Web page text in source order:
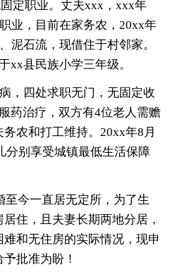
定职业。丈夫xxx，xxx年
业，目前在家务农，20xx年
泥石流，现借住于村邻家。
xx县民族小学三年级。
，四处求职无门，无固定收
药治疗，双方有4位老人需赡
农和打工维持。20xx年8月
分别享受城镇最低生活保障
至今一直居无定所，为了生
住，且夫妻长期两地分居，
和无住房的实际情况，现申
批准为盼！